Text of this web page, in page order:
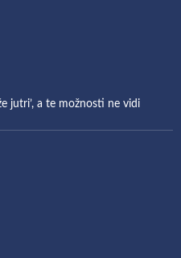
jutri’, a te možnosti ne vidi